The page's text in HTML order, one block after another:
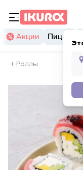
Акции Пицца
Роллы